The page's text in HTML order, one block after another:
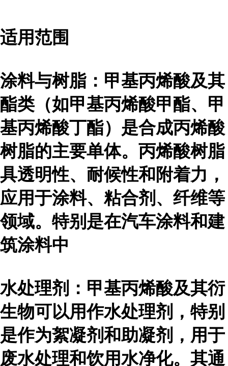
适用范围
涂料与树脂：甲基丙烯酸及其
酯类（如甲基丙烯酸甲酯、甲
基丙烯酸丁酯）是合成丙烯酸
树脂的主要单体。丙烯酸树脂
具透明性、耐候性和附着力，
应用于涂料、粘合剂、纤维等
领域。特别是在汽车涂料和建
筑涂料中
水处理剂：甲基丙烯酸及其衍
生物可以用作水处理剂，特别
是作为絮凝剂和助凝剂，用于
废水处理和饮用水净化。其通